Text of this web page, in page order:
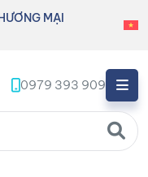
MẠI
0979 393 909